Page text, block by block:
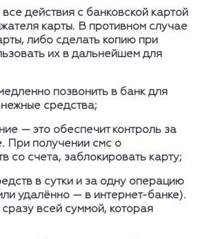
действия с банковской картой
карты. В противном случае
либо сделать копию при
их в дальнейшем для
позвонить в банк для
средства;
— это обеспечит контроль за
При получении смс о
со счета, заблокировать карту;
в сутки и за одну операцию
удалённо — в интернет-банке).
всей суммой, которая